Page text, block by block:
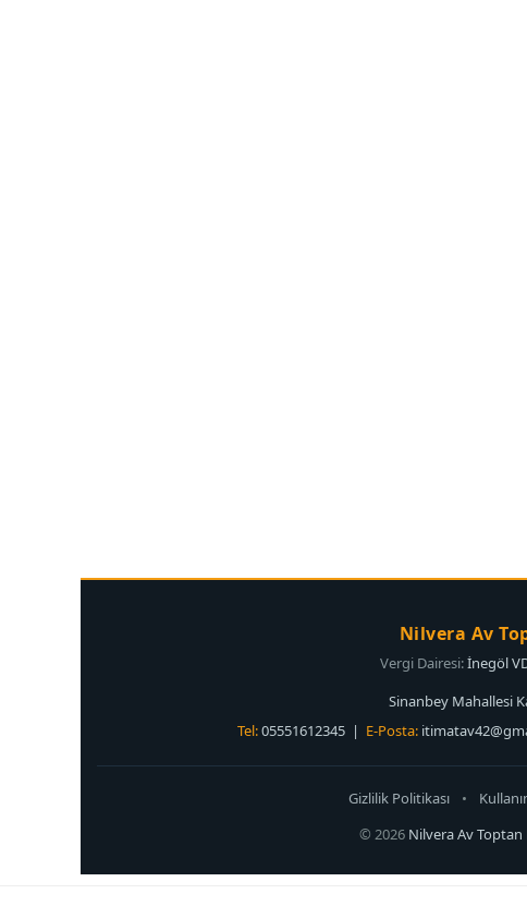
Nilvera Av
Vergi Dairesi:İnegöl
Sinanbey Mahallesi
Tel:05551612345 | E-Posta:
Gizlilik Politikası •
© 2026 Nilvera Av Toptan